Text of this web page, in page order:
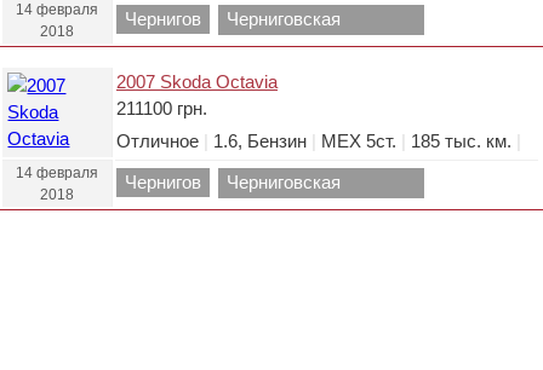
14 февраля
2018
Чернигов
Черниговская
область.
2007 Skoda Octavia
211100 грн.
Отличное
1.6, Бензин МЕХ 5ст. 185 тыс. км.
14 февраля
2018
Чернигов
Черниговская
область.